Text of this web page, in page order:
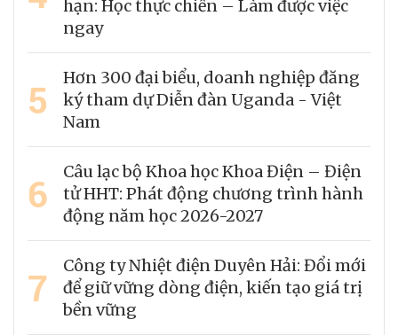
hạn: Học thực chiến – Làm được việc
ngay
5
Hơn 300 đại biểu, doanh nghiệp đăng
ký tham dự Diễn đàn Uganda - Việt
Nam
6
Câu lạc bộ Khoa học Khoa Điện – Điện
tử HHT: Phát động chương trình hành
động năm học 2026-2027
7
Công ty Nhiệt điện Duyên Hải: Đổi mới
để giữ vững dòng điện, kiến tạo giá trị
bền vững